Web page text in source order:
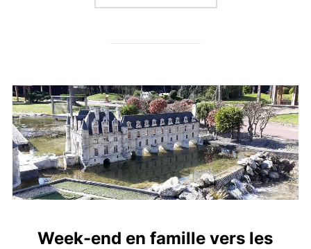
Week-end en famille vers les